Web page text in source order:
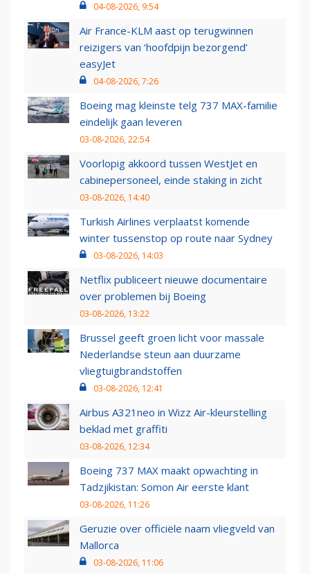
04-08-2026, 9:54
Air France-KLM aast op terugwinnen
reizigers van ‘hoofdpijn bezorgend’
easyJet
04-08-2026, 7:26
Boeing mag kleinste telg 737 MAX-familie
eindelijk gaan leveren
03-08-2026, 22:54
Voorlopig akkoord tussen WestJet en
cabinepersoneel, einde staking in zicht
03-08-2026, 14:40
Turkish Airlines verplaatst komende
winter tussenstop op route naar Sydney
03-08-2026, 14:03
Netflix publiceert nieuwe documentaire
over problemen bij Boeing
03-08-2026, 13:22
Brussel geeft groen licht voor massale
Nederlandse steun aan duurzame
vliegtuigbrandstoffen
03-08-2026, 12:41
Airbus A321neo in Wizz Air-kleurstelling
beklad met graffiti
03-08-2026, 12:34
Boeing 737 MAX maakt opwachting in
Tadzjikistan: Somon Air eerste klant
03-08-2026, 11:26
Geruzie over officiële naam vliegveld van
Mallorca
03-08-2026, 11:06